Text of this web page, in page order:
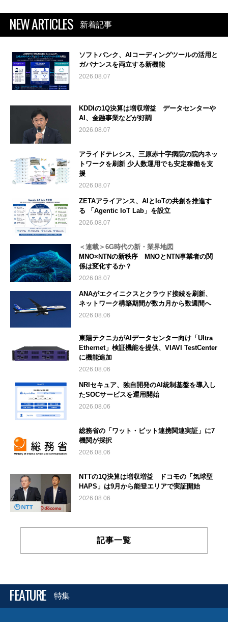
NEW ARTICLES 新着記事
ソフトバンク、AIコーディングツールの活用と
ガバナンスを両立する新機能
2026.08.07
KDDIの1Q決算は増収増益 データセンターや
AI、金融事業などが好調
2026.08.07
アライドテレシス、三原赤十字病院の院内ネッ
トワークを刷新 少人数運用でも安定稼働を支
援
2026.08.07
ZETAアライアンス、AIとIoTの共創を推進す
る 「Agentic IoT Lab」を設立
2026.08.07
＜連載＞6G時代の新・業界地図
MNO×NTNの新秩序 MNOとNTN事業者の関
係は変化するか？
2026.08.07
ANAがエクイニクスとクラウド接続を刷新、
ネットワーク構築期間が数カ月から数週間へ
2026.08.06
東陽テクニカがAIデータセンター向け「Ultra
Ethernet」検証機能を提供、VIAVI TestCenter
に機能追加
2026.08.06
NRIセキュア、独自開発のAI統制基盤を導入し
たSOCサービスを運用開始
2026.08.06
総務省の「ワット・ビット連携関連実証」に7
機関が採択
2026.08.06
NTTの1Q決算は増収増益 ドコモの「気球型
HAPS」は9月から能登エリアで実証開始
2026.08.06
記事一覧
FEATURE 特集